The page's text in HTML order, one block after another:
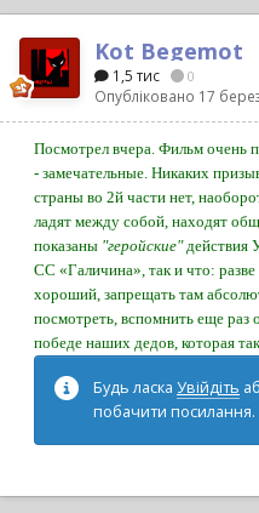
Kot Begemot
1,5 тис 0
Опубліковано 17
Посмотрел вчера. Фильм очень
- замечательные. Никаких
страны во 2й части нет,
ладят между собой, находят
показаны "геройские"действия
СС «Галичина», так и что:
хороший, запрещать там
посмотреть, вспомнить еще раз
победе наших дедов, которая
Будь ласка Увійдіть
побачити посилання.